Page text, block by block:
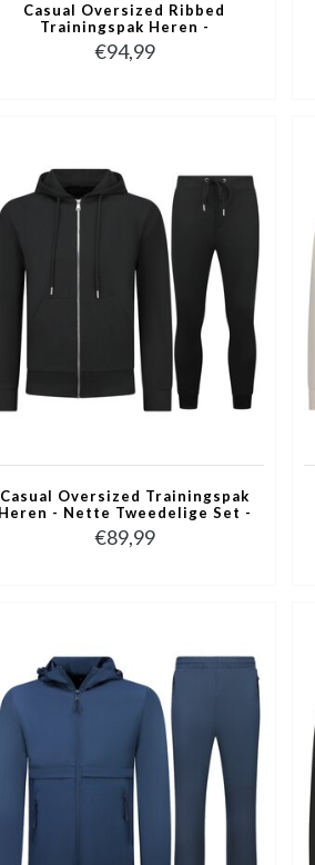
Casual Oversized Ribbed
Trainingspak Heren -
Joggingpak Heren Volwassenen
- Nette Tweedelige Set - 7920-
€94,99
Casual Oversized Trainingspak
Heren - Nette Tweedelige Set -
Joggingpak Heren Volwassenen
- 5853 - Zwart
€89,99